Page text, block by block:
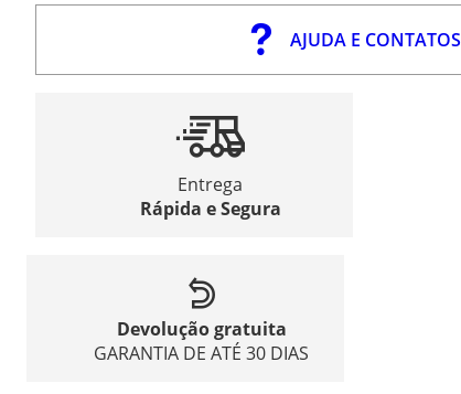
AJUDA E CONTATOS
Entrega
Rápida e Segura
Devolução gratuita
GARANTIA DE ATÉ 30 DIAS